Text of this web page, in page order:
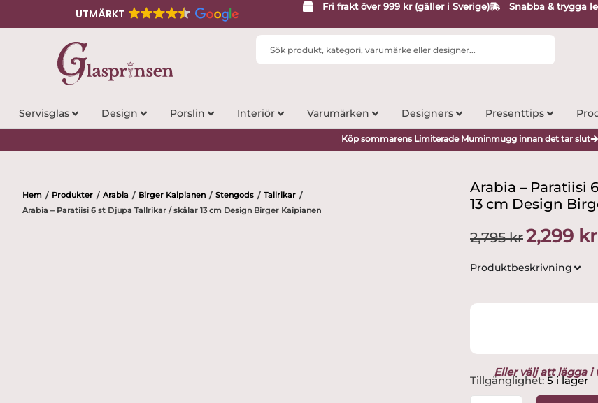
UTMÄRKT
Fri frakt över 999 kr (gäller i Sverige) Snabba & trygga
Search
Servisglas Design Porslin Interiör Varumärken Designers Presenttips
Köp sommarens Limiterade Muminmugg innan det tar slut
Hem / Produkter / Arabia / Birger Kaipianen / Stengods / Tallrikar /
Arabia – Paratiisi 6 st Djupa Tallrikar / skålar 13 cm Design Birger Kaipianen
Arabia – Paratiisi
13 cm Design
2,795kr Det
ursprungliga
priset
2,299 kr
Produktbeskrivning
Eller välj att lägga
Tillgänglighet: 5 i lager
Arabia
-